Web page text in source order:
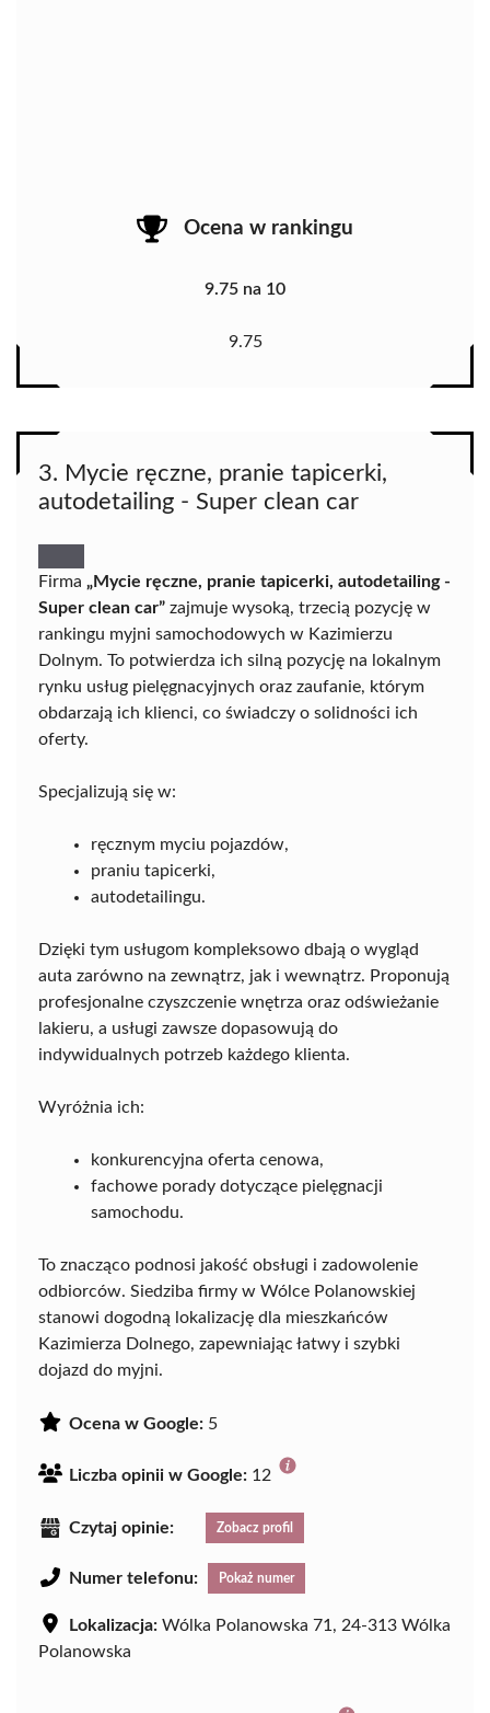
Ocena w rankingu
9.75 na 10
9.75
3. Mycie ręczne, pranie tapicerki,
autodetailing - Super clean car
Firma „Mycie ręczne, pranie tapicerki, autodetailing -
Super clean car” zajmuje wysoką, trzecią pozycję w
rankingu myjni samochodowych w Kazimierzu
Dolnym. To potwierdza ich silną pozycję na lokalnym
rynku usług pielęgnacyjnych oraz zaufanie, którym
obdarzają ich klienci, co świadczy o solidności ich
oferty.
Specjalizują się w:
ręcznym myciu pojazdów,
praniu tapicerki,
autodetailingu.
Dzięki tym usługom kompleksowo dbają o wygląd
auta zarówno na zewnątrz, jak i wewnątrz. Proponują
profesjonalne czyszczenie wnętrza oraz odświeżanie
lakieru, a usługi zawsze dopasowują do
indywidualnych potrzeb każdego klienta.
Wyróżnia ich:
konkurencyjna oferta cenowa,
fachowe porady dotyczące pielęgnacji
samochodu.
To znacząco podnosi jakość obsługi i zadowolenie
odbiorców. Siedziba firmy w Wólce Polanowskiej
stanowi dogodną lokalizację dla mieszkańców
Kazimierza Dolnego, zapewniając łatwy i szybki
dojazd do myjni.
Ocena w Google: 5
Liczba opinii w Google: 12
Czytaj opinie: Zobacz profil
Numer telefonu: Pokaż numer
Lokalizacja: Wólka Polanowska 71, 24-313 Wólka
Polanowska